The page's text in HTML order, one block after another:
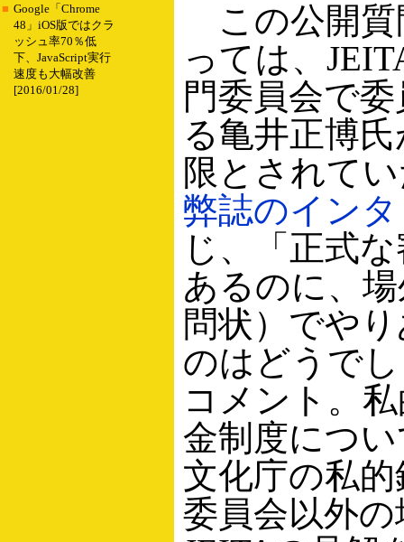
■ Google「Chrome
48」iOS版ではクラ
ッシュ率70％低
下、JavaScript実行
速度も大幅改善
[2016/01/28]
この公開質
っては、
門委員会で
る亀井正博
限とされて
弊誌のイン
じ、「正式
あるのに、
問状）でや
のはどうで
コメント。
金制度につ
文化庁の私
委員会以外